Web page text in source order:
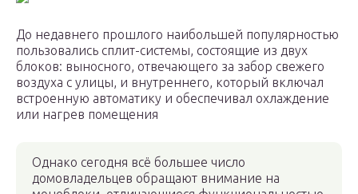
До недавнего прошлого наибольшей популярностью
пользовались сплит-системы, состоящие из двух
блоков: выносного, отвечающего за забор свежего
воздуха с улицы, и внутреннего, который включал
встроенную автоматику и обеспечивал охлаждение
или нагрев помещения
Однако сегодня всё большее число
домовладельцев обращают внимание на